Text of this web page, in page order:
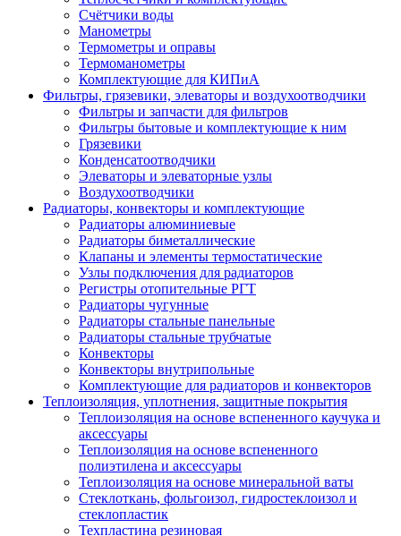
Счётчики воды
Манометры
Термометры и оправы
Термоманометры
Комплектующие для КИПиА
Фильтры, грязевики, элеваторы и воздухоотводчики
Фильтры и запчасти для фильтров
Фильтры бытовые и комплектующие к ним
Грязевики
Конденсатоотводчики
Элеваторы и элеваторные узлы
Воздухоотводчики
Радиаторы, конвекторы и комплектующие
Радиаторы алюминиевые
Радиаторы биметаллические
Клапаны и элементы термостатические
Узлы подключения для радиаторов
Регистры отопительные РГТ
Радиаторы чугунные
Радиаторы стальные панельные
Радиаторы стальные трубчатые
Конвекторы
Конвекторы внутрипольные
Комплектующие для радиаторов и конвекторов
Теплоизоляция, уплотнения, защитные покрытия
Теплоизоляция на основе вспененного каучука и
аксессуары
Теплоизоляция на основе вспененного
полиэтилена и аксессуары
Теплоизоляция на основе минеральной ваты
Стеклоткань, фольгоизол, гидростеклоизол и
стеклопластик
Техпластина резиновая